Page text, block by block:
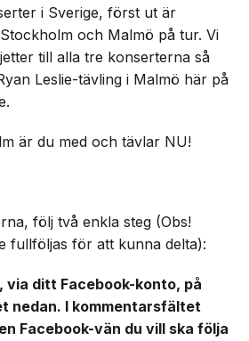
i Sverige, först ut är
och Malmö på tur. Vi
till alla tre konserterna så
Leslie-tävling i Malmö här på
är du med och tävlar NU!
följ två enkla steg (Obs!
fullföljas för att kunna delta):
via ditt Facebook-konto, på
nedan. I kommentarsfältet
Facebook-vän du vill ska följa